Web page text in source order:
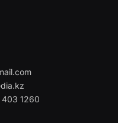
403 1260